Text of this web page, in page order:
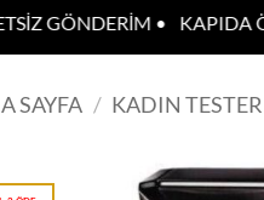
GÖNDERİM • KAPIDA
SAYFA / KADIN